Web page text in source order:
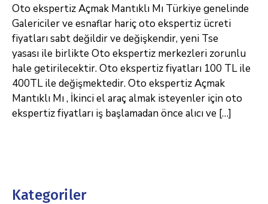
Oto ekspertiz Açmak Mantıklı Mı Türkiye genelinde
Galericiler ve esnaflar hariç oto ekspertiz ücreti
fiyatları sabt değildir ve değişkendir, yeni Tse
yasası ile birlikte Oto ekspertiz merkezleri zorunlu
hale getirilecektir. Oto ekspertiz fiyatları 100 TL ile
400TL ile değişmektedir. Oto ekspertiz Açmak
Mantıklı Mı , İkinci el araç almak isteyenler için oto
ekspertiz fiyatları iş başlamadan önce alıcı ve […]
Kategoriler